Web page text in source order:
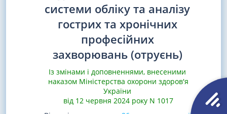
системи обліку та аналізу
гострих та хронічних
професійних
захворювань (отруєнь)
Із змінами і доповненнями, внесеними
наказом Міністерства охорони здоров'я
України
від 12 червня 2024 року N 1017